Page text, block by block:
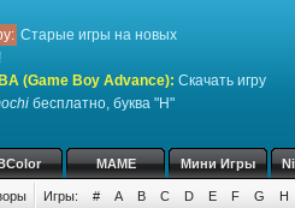
Старые игры на новых
(Game Boy Advance): Скачать игру
бесплатно, буква "H"
MAME Мини Игры
Игры: # A B C D E F G H